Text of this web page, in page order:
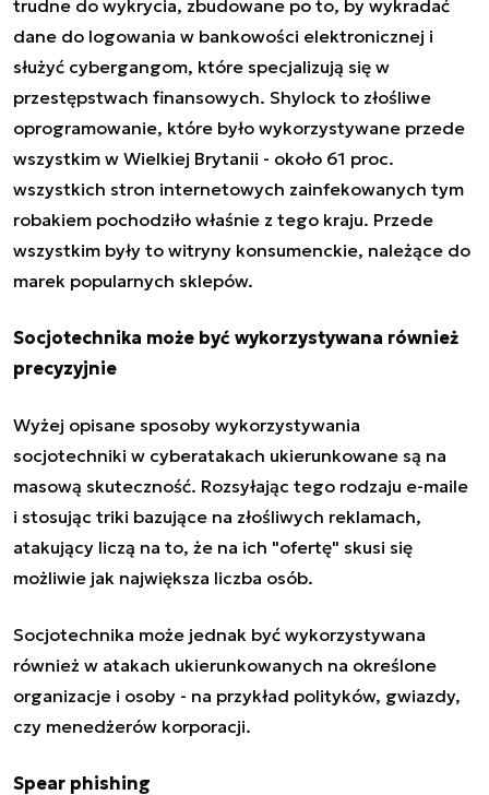
trudne do wykrycia, zbudowane po to, by wykradać
dane do logowania w bankowości elektronicznej i
służyć cybergangom, które specjalizują się w
przestępstwach finansowych. Shylock to złośliwe
oprogramowanie, które było wykorzystywane przede
wszystkim w Wielkiej Brytanii - około 61 proc.
wszystkich stron internetowych zainfekowanych tym
robakiem pochodziło właśnie z tego kraju. Przede
wszystkim były to witryny konsumenckie, należące do
marek popularnych sklepów.
Socjotechnika może być wykorzystywana również
precyzyjnie
Wyżej opisane sposoby wykorzystywania
socjotechniki w cyberatakach ukierunkowane są na
masową skuteczność. Rozsyłając tego rodzaju e-maile
i stosując triki bazujące na złośliwych reklamach,
atakujący liczą na to, że na ich "ofertę" skusi się
możliwie jak największa liczba osób.
Socjotechnika może jednak być wykorzystywana
również w atakach ukierunkowanych na określone
organizacje i osoby - na przykład polityków, gwiazdy,
czy menedżerów korporacji.
Spear phishing